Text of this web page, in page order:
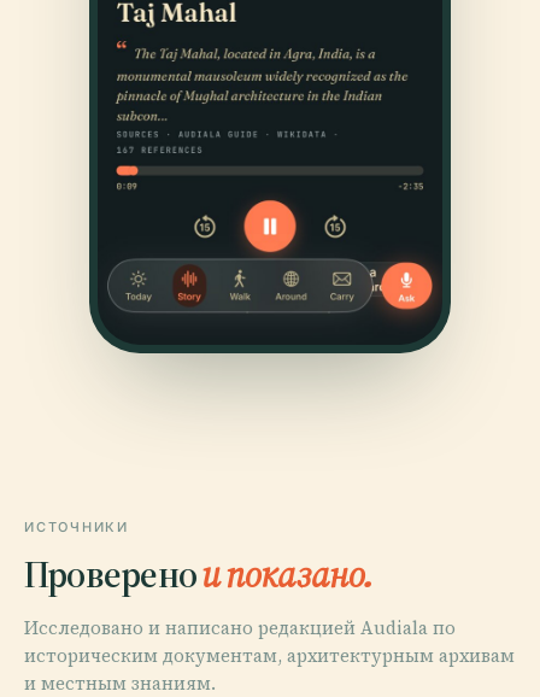
ИСТОЧНИКИ
Проверенои показано.
Исследовано и написано редакцией Audiala по
историческим документам, архитектурным архивам
и местным знаниям.